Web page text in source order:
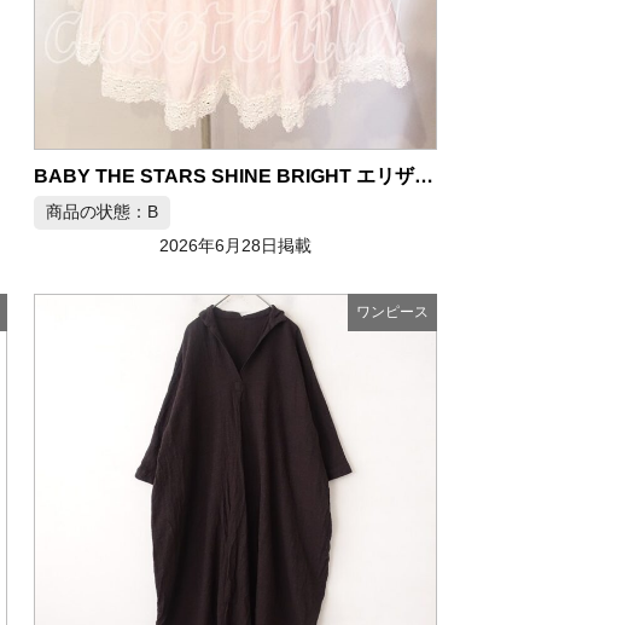
BABY THE STARS SHINE BRIGHT エリザベスドールワンピース ピンク
商品の状態：B
2026年6月28日掲載
ワンピース